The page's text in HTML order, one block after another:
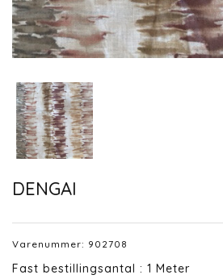
DENGAI
Varenummer: 902708
Fast bestillingsantal : 1 Meter